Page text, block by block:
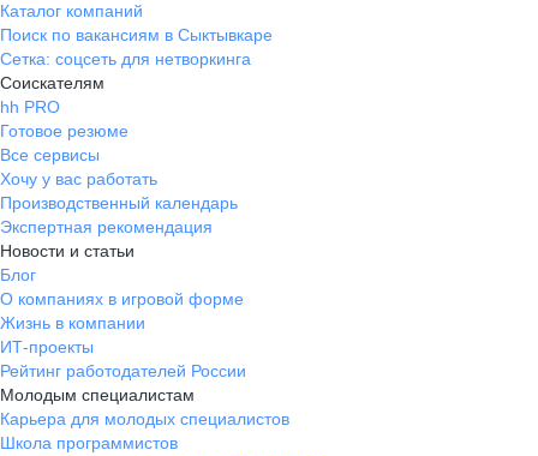
Каталог компаний
Поиск по вакансиям в Сыктывкаре
Сетка: соцсеть для нетворкинга
Соискателям
hh PRO
Готовое резюме
Все сервисы
Хочу у вас работать
Производственный календарь
Экспертная рекомендация
Новости и статьи
Блог
О компаниях в игровой форме
Жизнь в компании
ИТ-проекты
Рейтинг работодателей России
Молодым специалистам
Карьера для молодых специалистов
Школа программистов